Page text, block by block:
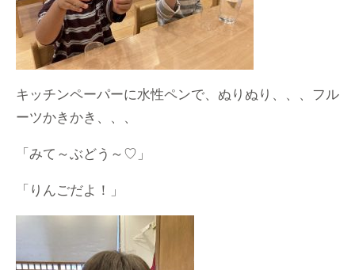
キッチンペーパーに水性ペンで、ぬりぬり、、、フル
ーツかきかき、、、
「みて～ぶどう～♡」
「りんごだよ！」